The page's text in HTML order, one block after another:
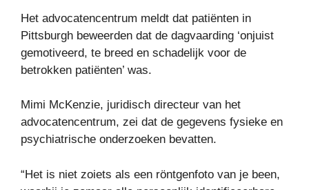
Het advocatencentrum meldt dat patiënten in
Pittsburgh beweerden dat de dagvaarding ‘onjuist
gemotiveerd, te breed en schadelijk voor de
betrokken patiënten’ was.
Mimi McKenzie, juridisch directeur van het
advocatencentrum, zei dat de gegevens fysieke en
psychiatrische onderzoeken bevatten.
“Het is niet zoiets als een röntgenfoto van je been,